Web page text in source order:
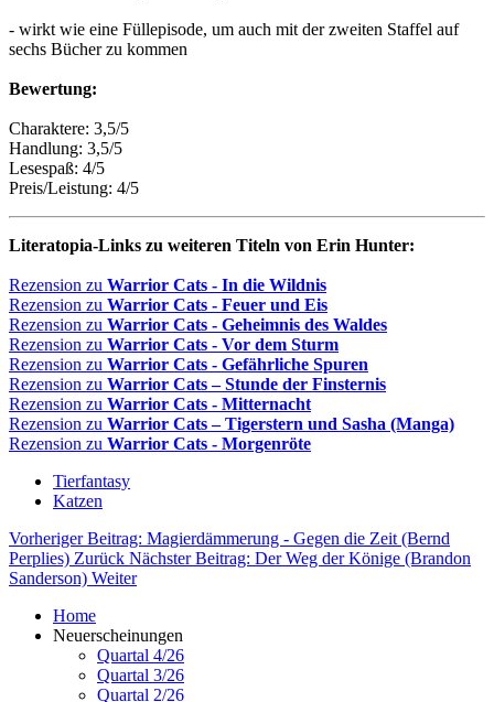
- wirkt wie eine Füllepisode, um auch mit der zweiten Staffel auf
sechs Bücher zu kommen
Bewertung:
Charaktere: 3,5/5
Handlung: 3,5/5
Lesespaß: 4/5
Preis/Leistung: 4/5
Literatopia-Links zu weiteren Titeln von Erin Hunter:
Rezension zu Warrior Cats - In die Wildnis
Rezension zu Warrior Cats - Feuer und Eis
Rezension zu Warrior Cats - Geheimnis des Waldes
Rezension zu Warrior Cats - Vor dem Sturm
Rezension zu Warrior Cats - Gefährliche Spuren
Rezension zu Warrior Cats – Stunde der Finsternis
Rezension zu Warrior Cats - Mitternacht
Rezension zu Warrior Cats – Tigerstern und Sasha (Manga)
Rezension zu Warrior Cats - Morgenröte
Tierfantasy
Katzen
Vorheriger Beitrag: Magierdämmerung - Gegen die Zeit (Bernd
Perplies) Zurück Nächster Beitrag: Der Weg der Könige (Brandon
Sanderson) Weiter
Home
Neuerscheinungen
Quartal 4/26
Quartal 3/26
Quartal 2/26